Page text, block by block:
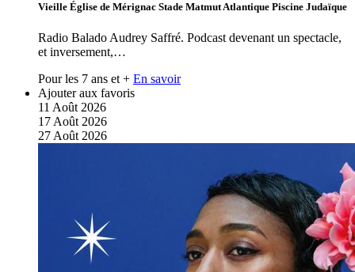
Vieille Église de Mérignac Stade Matmut Atlantique Piscine Judaïque
Radio Balado Audrey Saffré. Podcast devenant un spectacle,
et inversement,…
Pour les 7 ans et + En savoir
Ajouter aux favoris
11 Août 2026
17 Août 2026
27 Août 2026